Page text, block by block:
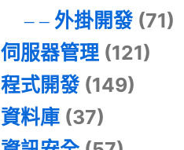
外掛開發(71)
伺服器管理(121)
程式開發(149)
資料庫(37)